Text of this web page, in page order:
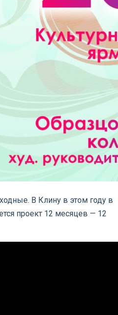
В Клину в этом году в
проект 12 месяцев — 12